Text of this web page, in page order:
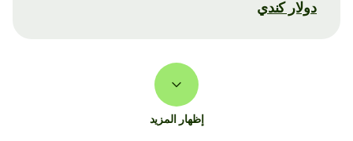
دولار كندي
إظهار المزيد